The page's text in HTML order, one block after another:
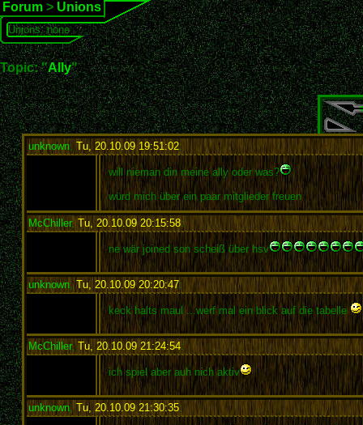
Forum > Unions
Unions: none
Topic: "Ally"
unknown, Tu, 20.10.09 19:51:02:
will nieman din meine ally oder was?
würd mich über ein paar mitglieder freuen
McChiller, Tu, 20.10.09 20:15:58:
ne wär joined son scheiß über hsv
unknown,Tu, 20.10.09 20:20:47:
keck halts maul ...werf mal ein blick auf die tabelle
McChiller,Tu, 20.10.09 21:24:54:
ich spiel aber auh nich aktiv
unknown, Tu, 20.10.09 21:30:35: